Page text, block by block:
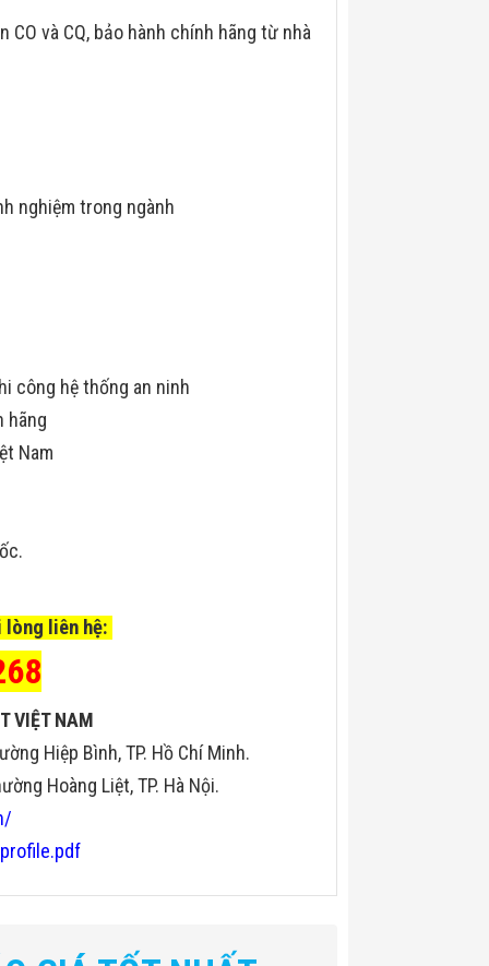
và CQ, bảo hành chính hãng từ nhà
nghiệm trong ngành
công hệ thống an ninh
hãng
Nam
liên hệ:
VIỆT NAM
Hiệp Bình, TP. Hồ Chí Minh.
Hoàng Liệt, TP. Hà Nội.